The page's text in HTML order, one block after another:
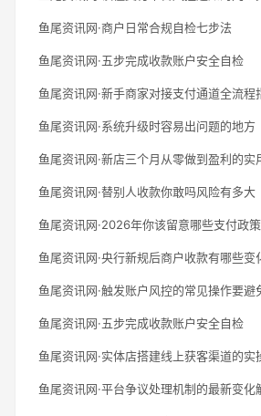
鱼尾资讯网·商户日常合规自检七步法
鱼尾资讯网·五步完成收款账户安全自检
鱼尾资讯网·新手商家对接支付通道全流程
鱼尾资讯网·系统升级时容易出问题的地方
鱼尾资讯网·新店三个月从零做到盈利的实
鱼尾资讯网·替别人收款你敢吗风险有多大
鱼尾资讯网·2026年你该留意哪些支付政
鱼尾资讯网·央行新规后商户收款有哪些变
鱼尾资讯网·触发账户风控的常见操作要避
鱼尾资讯网·五步完成收款账户安全自检
鱼尾资讯网·实体店搭建线上获客渠道的实
鱼尾资讯网·平台争议处理机制的最新变化